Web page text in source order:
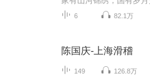
6 82.1万
陈国庆-上海滑稽
149 126.8万